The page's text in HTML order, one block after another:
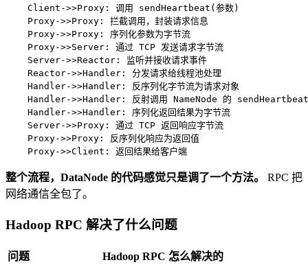
    Client->>Proxy: 调用 sendHeartbeat(参数)
    Proxy->>Proxy: 拦截调用，封装请求信息
    Proxy->>Proxy: 序列化参数为字节流
    Proxy->>Server: 通过 TCP 发送请求字节流
    Server->>Reactor: 监听并接收请求事件
    Reactor->>Handler: 分发请求给线程池处理
    Handler->>Handler: 反序列化字节流为请求对象
Handler->>Handler: 反射调用 NameNode 的 sendHeartbeat
    Handler->>Handler: 序列化返回结果为字节流
    Server->>Proxy: 通过 TCP 返回响应字节流
    Proxy->>Proxy: 反序列化响应为返回值
    Proxy->>Client: 返回结果给客户端
整个流程，DataNode 的代码感觉只是调了一个方法。
RPC 把
网络通信全包了。
Hadoop RPC 解决了什么问题
问题
Hadoop RPC 怎么解决的